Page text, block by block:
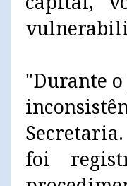
"Durante
foi